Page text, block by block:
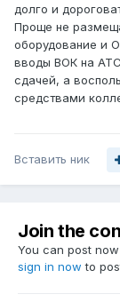
долго и
Проще не
оборудование и
вводы ВОК на АТС
сдачей, а
средствами
Вставить ник
Join the
You can post
sign in now to